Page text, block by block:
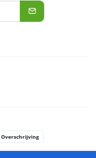
Overschrijving